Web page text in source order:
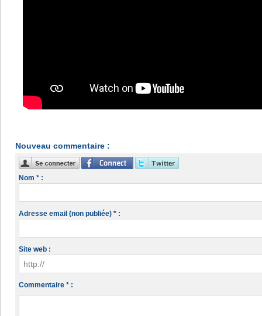
Nouveau commentaire :
Nom * :
Adresse email (non publiée) * :
Site web :
Commentaire * :